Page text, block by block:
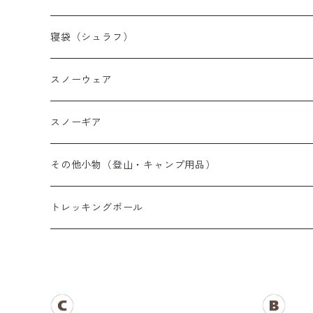
山岳テント
ツーリングテント
テントその他
レディース登山靴
キッズ登山靴
メンズザック
レディースザック
キッズザック
寝袋（シュラフ）
オールシーズンシュラフ
３シーズンシュラフ
夏用シュラフ
マット・その他
スノーウェア
メンズスノーウェア
レディーススノーウェア
キッズスノーウェア
スノーギア
スノーブーツ
スノーゴーグル
その他小物（登山・キャンプ用品）
帽子
トレッキングポール